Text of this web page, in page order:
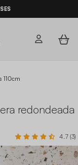
110cm
redondeada
4.7 (3)